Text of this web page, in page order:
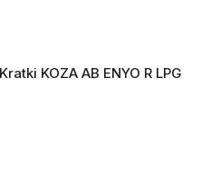
KOZA AB ENYO R LPG